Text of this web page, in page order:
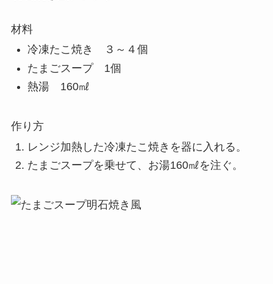
材料
冷凍たこ焼き ３～４個
たまごスープ 1個
熱湯 160㎖
作り方
レンジ加熱した冷凍たこ焼きを器に入れる。
たまごスープを乗せて、お湯160㎖を注ぐ。